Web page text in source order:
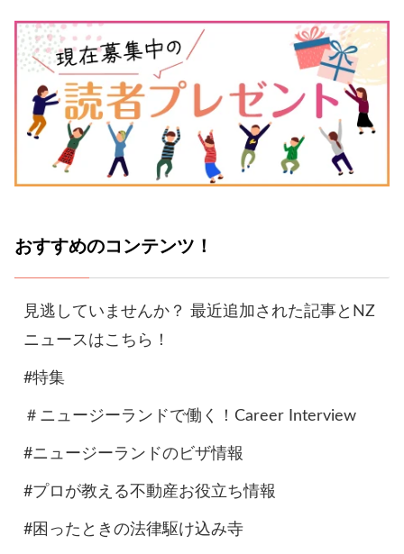
おすすめのコンテンツ！
見逃していませんか？ 最近追加された記事とNZ
ニュースはこちら！
#特集
＃ニュージーランドで働く！Career Interview
#ニュージーランドのビザ情報
#プロが教える不動産お役立ち情報
#困ったときの法律駆け込み寺